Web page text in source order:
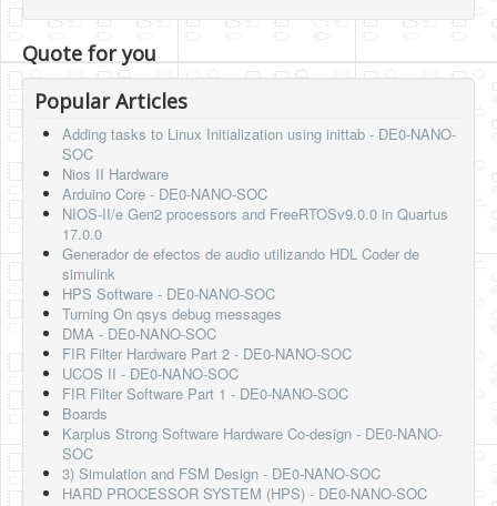
Quote for you
Popular Articles
Adding tasks to Linux Initialization using inittab - DE0-NANO-
SOC
Nios II Hardware
Arduino Core - DE0-NANO-SOC
NIOS-II/e Gen2 processors and FreeRTOSv9.0.0 in Quartus
17.0.0
Generador de efectos de audio utilizando HDL Coder de
simulink
HPS Software - DE0-NANO-SOC
Turning On qsys debug messages
DMA - DE0-NANO-SOC
FIR Filter Hardware Part 2 - DE0-NANO-SOC
UCOS II - DE0-NANO-SOC
FIR Filter Software Part 1 - DE0-NANO-SOC
Boards
Karplus Strong Software Hardware Co-design - DE0-NANO-
SOC
3) Simulation and FSM Design - DE0-NANO-SOC
HARD PROCESSOR SYSTEM (HPS) - DE0-NANO-SOC